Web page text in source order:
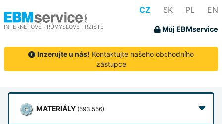
INTERNETOVÉ PRŮMYSLOVÉ TRŽIŠTĚ
CZ SK PL EN
Můj EBMservice
Inzerujte u nás! Kontaktujte našeho obchodního
zástupce
MATERIÁLY (593 556)